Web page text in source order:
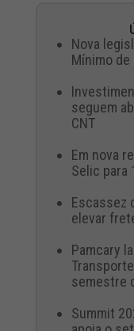
Nova
Mínimo de
seguem
CNT
Em nova
Selic para
Escassez
elevar
Pamcary
semestre
Summit